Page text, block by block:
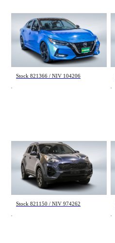
Toyota Rav 4
LE 2020
71 357 km
25 998 $
Stock 821366 / NIV 104206
Kia Sportage
LX 2022
85 226 km
18 998 $
Stock 821150 / NIV 974262